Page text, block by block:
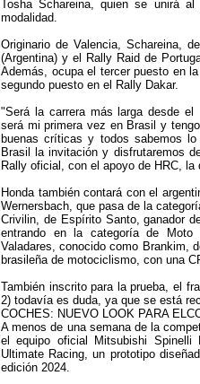
Tosha Schareina, quien se unirá
modalidad.
Originario de Valencia, Schareina,
(Argentina) y el Rally Raid de
Además, ocupa el tercer puesto en
segundo puesto en el Rally Dakar.
"Será la carrera más larga desde
será mi primera vez en Brasil y
buenas críticas y todos sabemos
Brasil la invitación y disfrutaremos
Rally oficial, con el apoyo de HRC,
Honda también contará con el
Wernersbach, que pasa de la
Crivilin, de Espírito Santo, ganador
entrando en la categoría de Moto
Valadares, conocido como Brankim,
brasileña de motociclismo, con una
También inscrito para la prueba, el
2) todavía es duda, ya que se está
COCHES: NUEVO LOOK PARA
A menos de una semana de la
el equipo oficial Mitsubishi
Ultimate Racing, un prototipo
edición 2024.